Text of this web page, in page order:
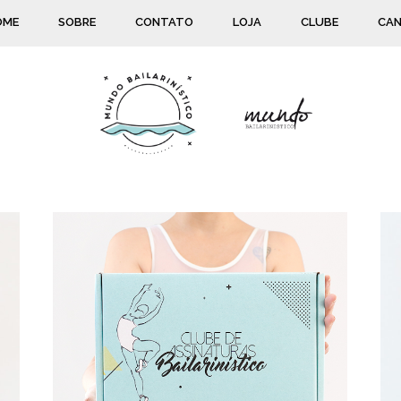
SOBRE CONTATO LOJA CLUBE